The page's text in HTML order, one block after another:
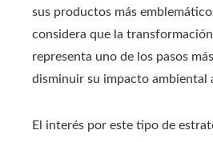
sus productos más
considera que la
representa uno de los pasos
disminuir su impacto ambiental
El interés por este tipo de